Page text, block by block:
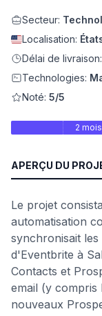
Secteur:
Localisation:
Délai de livraison:
Technologies:
Noté: 5/5
2 mois
APERÇU DU
Le projet
automatisation
synchronisait
d'Eventbrite à
Contacts et
email (y compris
nouveaux